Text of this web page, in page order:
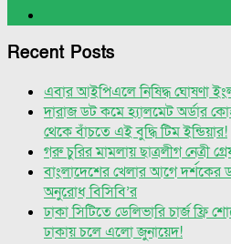
Recent Posts
এবার আইপিএলে নিষিদ্ধ ঘোষণা
দারাজ ডট কমে হ্যালমেট অর্ডার
থেকে বাঁচতে এই বুদ্ধি টিম ইন্ডিয়ার!
গরু চুরির মামলায় ছাত্রলীগ নেত্রী
বাংলাদেশের খেলার আগে দর্শকের
অনুরোধ বিসিবি’র
ঢাকা সিটিতে ডেলিভারি চার্জ ফ্রি
ঢাকায় চলে এলো জুনায়েদ!